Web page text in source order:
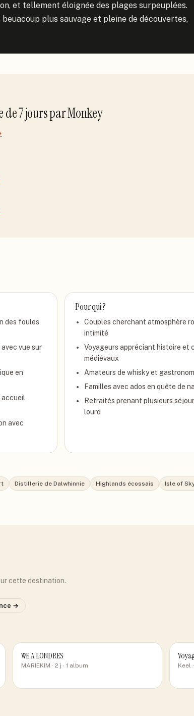
et tellement éloignée des plages surpeuplées.
plus sauvage et pleine de découvertes,
de7joursparMonkey
des foules
vue sur
en
accueil
avec
Pour qui ?
Couples cherchant atmosphère
intimité
Voyageurs appréciant histoire et
médiévaux
Amateurs de whisky et
Familles avec ados en quête de
Retraités prenant plusieurs
lourd
Distillerie de Dalwhinnie Highlands écossais Isle of
cette destination.
→
WE A LONDRES
MARIEKIM · 2 j · 1 album Keel